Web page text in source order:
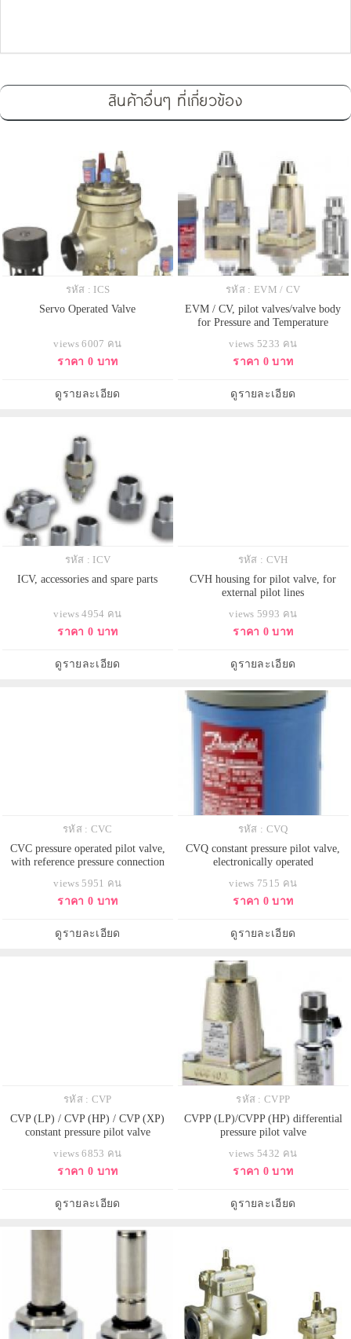
สินค้าอื่นๆ ที่เกี่ยวข้อง
รหัส : ICS
Servo Operated Valve
views 6007 คน
ราคา 0 บาท
ดูรายละเอียด
รหัส : EVM / CV
EVM / CV, pilot valves/valve body
for Pressure and Temperature
views 5233 คน
ราคา 0 บาท
ดูรายละเอียด
รหัส : ICV
ICV, accessories and spare parts
views 4954 คน
ราคา 0 บาท
ดูรายละเอียด
รหัส : CVH
CVH housing for pilot valve, for
external pilot lines
views 5993 คน
ราคา 0 บาท
ดูรายละเอียด
รหัส : CVC
CVC pressure operated pilot valve,
with reference pressure connection
views 5951 คน
ราคา 0 บาท
ดูรายละเอียด
รหัส : CVQ
CVQ constant pressure pilot valve,
electronically operated
views 7515 คน
ราคา 0 บาท
ดูรายละเอียด
รหัส : CVP
CVP (LP) / CVP (HP) / CVP (XP)
constant pressure pilot valve
views 6853 คน
ราคา 0 บาท
ดูรายละเอียด
รหัส : CVPP
CVPP (LP)/CVPP (HP) differential
pressure pilot valve
views 5432 คน
ราคา 0 บาท
ดูรายละเอียด